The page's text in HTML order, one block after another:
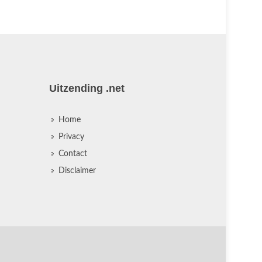
Uitzending .net
Home
Privacy
Contact
Disclaimer